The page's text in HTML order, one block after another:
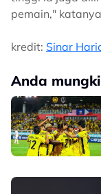
pemain,"
kredit: Sinar
Anda